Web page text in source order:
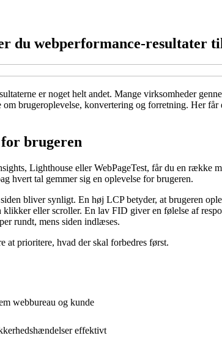
du webperformance-resultater
er noget helt andet. Mange virksomheder
brugeroplevelse, konvertering og forretning. Her
brugeren
Lighthouse eller WebPageTest, får du en række
hvert tal gemmer sig en oplevelse for brugeren.
bliver synligt. En høj LCP betyder, at brugeren
klikker eller scroller. En lav FID giver en følelse af
rundt, mens siden indlæses.
at prioritere, hvad der skal forbedres først.
webbureau og kunde
effektivt